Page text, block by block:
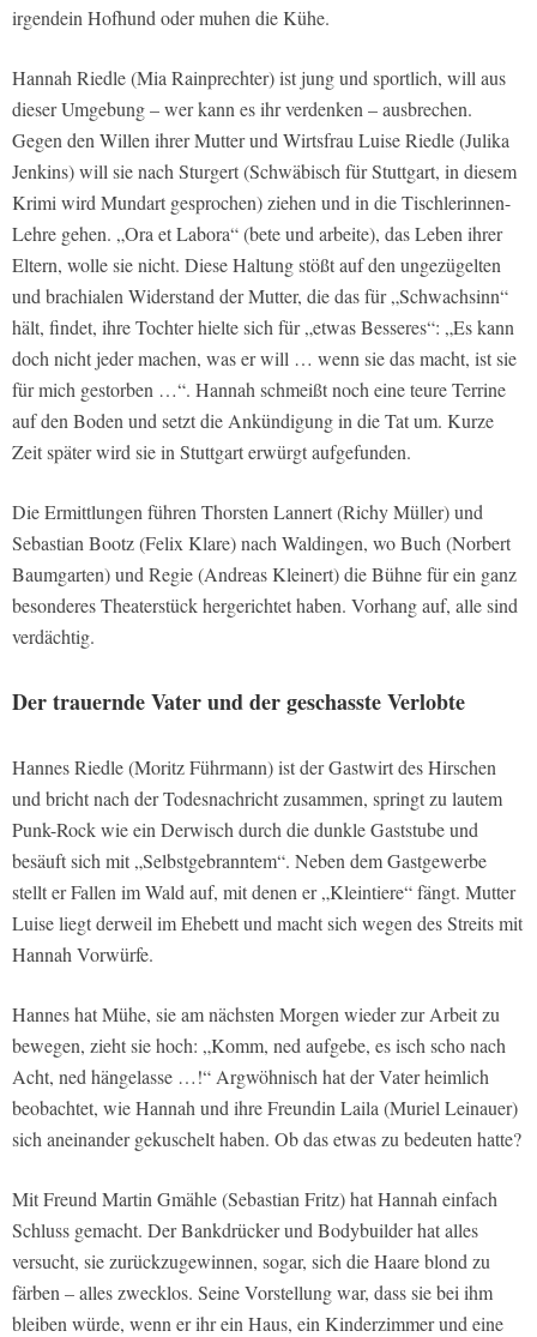
irgendein Hofhund oder muhen die Kühe.
Hannah Riedle (Mia Rainprechter) ist jung und sportlich, will aus
dieser Umgebung – wer kann es ihr verdenken – ausbrechen.
Gegen den Willen ihrer Mutter und Wirtsfrau Luise Riedle (Julika
Jenkins) will sie nach Sturgert (Schwäbisch für Stuttgart, in diesem
Krimi wird Mundart gesprochen) ziehen und in die Tischlerinnen-
Lehre gehen. „Ora et Labora“ (bete und arbeite), das Leben ihrer
Eltern, wolle sie nicht. Diese Haltung stößt auf den ungezügelten
und brachialen Widerstand der Mutter, die das für „Schwachsinn“
hält, findet, ihre Tochter hielte sich für „etwas Besseres“: „Es kann
doch nicht jeder machen, was er will … wenn sie das macht, ist sie
für mich gestorben …“. Hannah schmeißt noch eine teure Terrine
auf den Boden und setzt die Ankündigung in die Tat um. Kurze
Zeit später wird sie in Stuttgart erwürgt aufgefunden.
Die Ermittlungen führen Thorsten Lannert (Richy Müller) und
Sebastian Bootz (Felix Klare) nach Waldingen, wo Buch (Norbert
Baumgarten) und Regie (Andreas Kleinert) die Bühne für ein ganz
besonderes Theaterstück hergerichtet haben. Vorhang auf, alle sind
verdächtig.
Der trauernde Vater und der geschasste Verlobte
Hannes Riedle (Moritz Führmann) ist der Gastwirt des Hirschen
und bricht nach der Todesnachricht zusammen, springt zu lautem
Punk-Rock wie ein Derwisch durch die dunkle Gaststube und
besäuft sich mit „Selbstgebranntem“. Neben dem Gastgewerbe
stellt er Fallen im Wald auf, mit denen er „Kleintiere“ fängt. Mutter
Luise liegt derweil im Ehebett und macht sich wegen des Streits mit
Hannah Vorwürfe.
Hannes hat Mühe, sie am nächsten Morgen wieder zur Arbeit zu
bewegen, zieht sie hoch: „Komm, ned aufgebe, es isch scho nach
Acht, ned hängelasse …!“ Argwöhnisch hat der Vater heimlich
beobachtet, wie Hannah und ihre Freundin Laila (Muriel Leinauer)
sich aneinander gekuschelt haben. Ob das etwas zu bedeuten hatte?
Mit Freund Martin Gmähle (Sebastian Fritz) hat Hannah einfach
Schluss gemacht. Der Bankdrücker und Bodybuilder hat alles
versucht, sie zurückzugewinnen, sogar, sich die Haare blond zu
färben – alles zwecklos. Seine Vorstellung war, dass sie bei ihm
bleiben würde, wenn er ihr ein Haus, ein Kinderzimmer und eine